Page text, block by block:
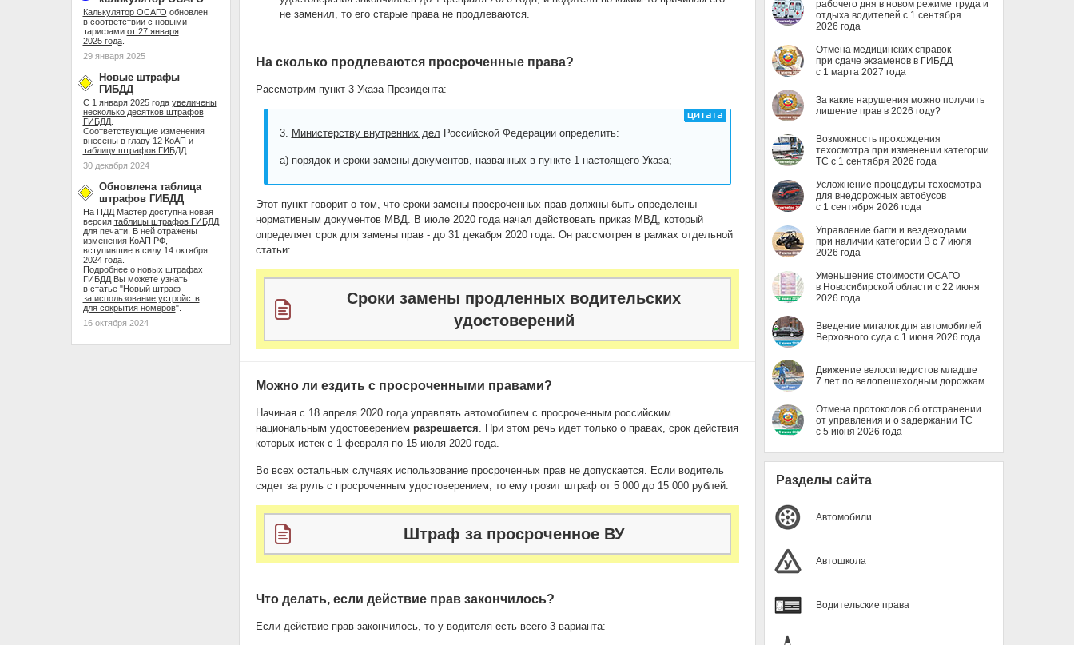
Калькулятор ОСАГО обновлен
в соответствии с новыми
тарифами от 27 января
2025 года.
29 января 2025
Новые штрафы
ГИБДД
С 1 января 2025 года увеличены
несколько десятков штрафов
ГИБДД.
Соответствующие изменения
внесены в главу 12 КоАП и
таблицу штрафов ГИБДД.
30 декабря 2024
Обновлена таблица
штрафов ГИБДД
На ПДД Мастер доступна новая
версия таблицы штрафов ГИБДД
для печати. В ней отражены
изменения КоАП РФ,
вступившие в силу 14 октября
2024 года.
Подробнее о новых штрафах
ГИБДД Вы можете узнать
в статье "Новый штраф
за использование устройств
для сокрытия номеров".
16 октября 2024
не заменил, то его старые права не продлеваются.
На сколько продлеваются просроченные права?
Рассмотрим пункт 3 Указа Президента:
3. Министерству внутренних дел Российской Федерации определить:
а) порядок и сроки заменыдокументов, названных в пункте 1 настоящего Указа;
Этот пункт говорит о том, что сроки замены просроченных прав должны быть определены
нормативным документов МВД. В июле 2020 года начал действовать приказ МВД, который
определяет срок для замены прав - до 31 декабря 2020 года. Он рассмотрен в рамках отдельной
статьи:
Сроки замены продленных водительских
удостоверений
Можно ли ездить с просроченными правами?
Начиная с 18 апреля 2020 года управлять автомобилем с просроченным российским
национальным удостоверением разрешается. При этом речь идет только о правах, срок действия
которых истек с 1 февраля по 15 июля 2020 года.
Во всех остальных случаях использование просроченных прав не допускается. Если водитель
сядет за руль с просроченным удостоверением, то ему грозит штраф от 5 000 до 15 000 рублей.
Штраф за просроченное ВУ
Что делать, если действие прав закончилось?
Если действие прав закончилось, то у водителя есть всего 3 варианта:
рабочего дня в новом режиме труда и
отдыха водителей с 1 сентября
2026 года
Отмена медицинских справок
при сдаче экзаменов в ГИБДД
с 1 марта 2027 года
За какие нарушения можно получить
лишение прав в 2026 году?
Возможность прохождения
техосмотра при изменении категории
ТС с 1 сентября 2026 года
Усложнение процедуры техосмотра
для внедорожных автобусов
с 1 сентября 2026 года
Управление багги и вездеходами
при наличии категории B с 7 июля
2026 года
Уменьшение стоимости ОСАГО
в Новосибирской области с 22 июня
2026 года
Введение мигалок для автомобилей
Верховного суда с 1 июня 2026 года
Движение велосипедистов младше
7 лет по велопешеходным дорожкам
Отмена протоколов об отстранении
от управления и о задержании ТС
с 5 июня 2026 года
Разделы сайта
Автомобили
Автошкола
Водительские права